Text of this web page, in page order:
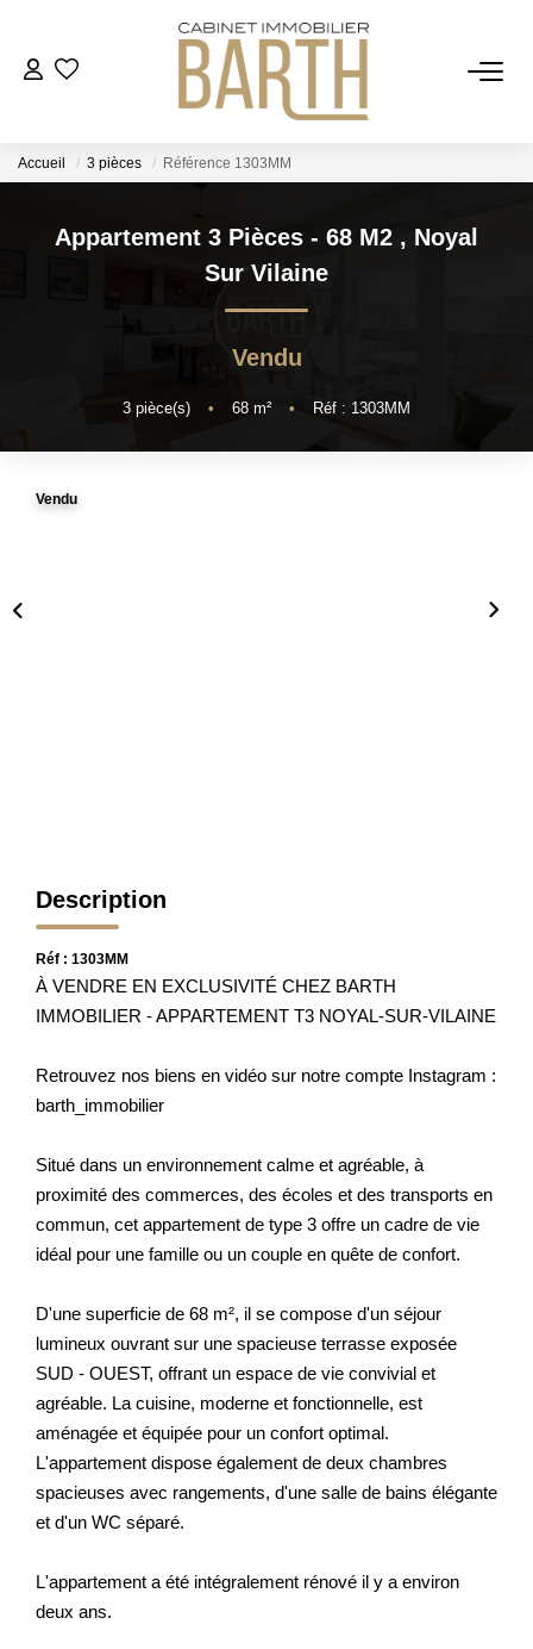
ESTIMER
VENDRE
AGENCE
Accueil 3 pièces Référence 1303MM
Appartement 3 Pièces - 68 M2 , Noyal
Sur Vilaine
Vendu
3 pièce(s) • 68 m² • Réf : 1303MM
Vendu
Description
Réf : 1303MM
À VENDRE EN EXCLUSIVITÉ CHEZ BARTH
IMMOBILIER - APPARTEMENT T3 NOYAL-SUR-VILAINE
Retrouvez nos biens en vidéo sur notre compte Instagram :
barth_immobilier
Situé dans un environnement calme et agréable, à
proximité des commerces, des écoles et des transports en
commun, cet appartement de type 3 offre un cadre de vie
idéal pour une famille ou un couple en quête de confort.
D'une superficie de 68 m², il se compose d'un séjour
lumineux ouvrant sur une spacieuse terrasse exposée
SUD - OUEST, offrant un espace de vie convivial et
agréable. La cuisine, moderne et fonctionnelle, est
aménagée et équipée pour un confort optimal.
L'appartement dispose également de deux chambres
spacieuses avec rangements, d'une salle de bains élégante
et d'un WC séparé.
L'appartement a été intégralement rénové il y a environ
deux ans.